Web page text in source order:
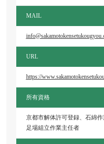
MAIL
URL
https://
所有資格
京都市解体許可登録、石綿
足場組立作業主任者